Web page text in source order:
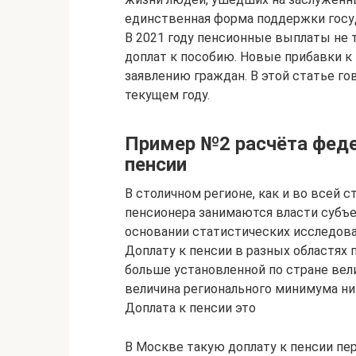
единственная форма поддержки
В 2021 году пенсионные выплаты не
доплат к пособию. Новые прибавки к
заявлению граждан. В этой статье
текущем году.
Пример №2 расчёта
пенсии
В столичном регионе, как и во всей
пенсионера занимаются власти
основании статистических
Доплату к пенсии в разных областях
больше установленной по стране
величина регионального минимума
Доплата к пенсии это
В Москве такую доплату к пенсии